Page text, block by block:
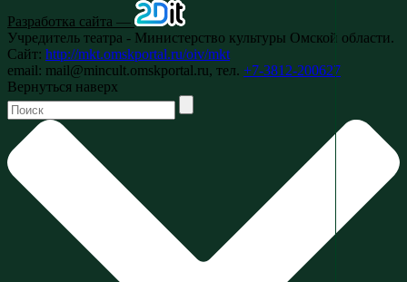
Разработка сайта —
Учредитель театра - Министерство культуры Омской области.
Сайт: http://mkt.omskportal.ru/oiv/mkt
email: mail@mincult.omskportal.ru, тел. +7-3812-200627
Вернуться наверх